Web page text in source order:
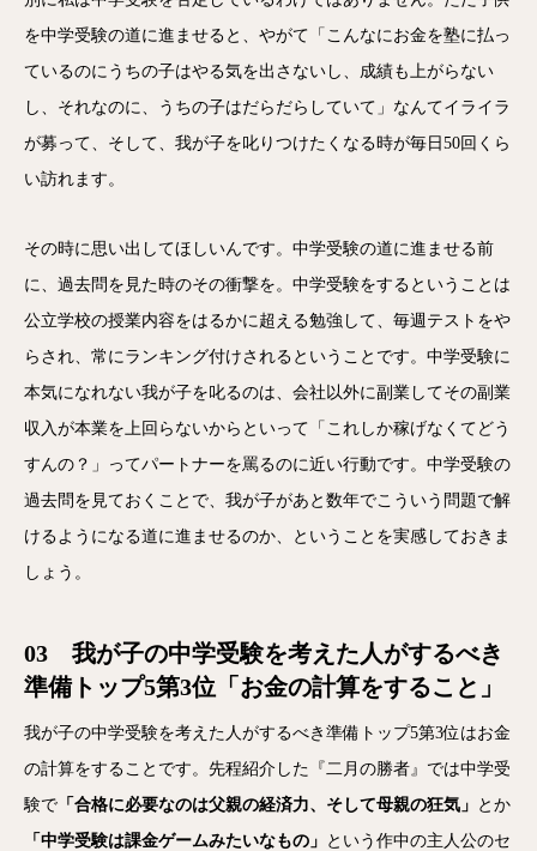
を中学受験の道に進ませると、やがて「こんなにお金を塾に払っ
ているのにうちの子はやる気を出さないし、成績も上がらない
し、それなのに、うちの子はだらだらしていて」なんてイライラ
が募って、そして、我が子を叱りつけたくなる時が毎日50回くら
い訪れます。
その時に思い出してほしいんです。中学受験の道に進ませる前
に、過去問を見た時のその衝撃を。中学受験をするということは
公立学校の授業内容をはるかに超える勉強して、毎週テストをや
らされ、常にランキング付けされるということです。中学受験に
本気になれない我が子を叱るのは、会社以外に副業してその副業
収入が本業を上回らないからといって「これしか稼げなくてどう
すんの？」ってパートナーを罵るのに近い行動です。中学受験の
過去問を見ておくことで、我が子があと数年でこういう問題で解
けるようになる道に進ませるのか、ということを実感しておきま
しょう。
03 我が子の中学受験を考えた人がするべき
準備トップ5第3位「お金の計算をすること」
我が子の中学受験を考えた人がするべき準備トップ5第3位はお金
の計算をすることです。先程紹介した『二月の勝者』では中学受
験で 「合格に必要なのは父親の経済力、そして母親の狂気」 とか
「中学受験は課金ゲームみたいなもの」 という作中の主人公のセ